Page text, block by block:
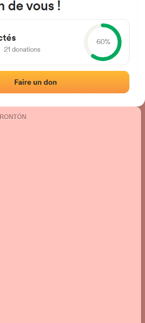
de Guadalajara,
Espagne
Iiresi ncial 157P España
de pared izquierda
|Fotos|Comentarios y reseñas